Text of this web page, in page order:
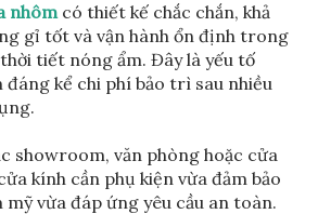
nhômcó thiết kế chắc chắn, khả
gỉ tốt và vận hành ổn định trong
tiết nóng ẩm. Đây là yếu tố
đáng kể chi phí bảo trì sau nhiều
showroom, văn phòng hoặc cửa
kính cần phụ kiện vừa đảm bảo
vừa đáp ứng yêu cầu an toàn.